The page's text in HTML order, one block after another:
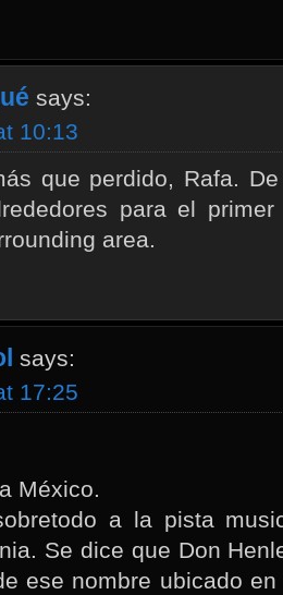
says:
10:13
que perdido, Rafa.
para el
area.
says:
17:25
México.
a la pista
Se dice que Don
ese nombre ubicado